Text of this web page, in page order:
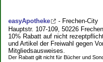
easyApotheke
- Frechen-City
Hauptstr. 107-109, 50226 Frechen
10% Rabatt auf nicht
und Artikel der Freiwahl gegen
Mitgliedsausweises.
Der Rabatt gilt nicht für Bücher und